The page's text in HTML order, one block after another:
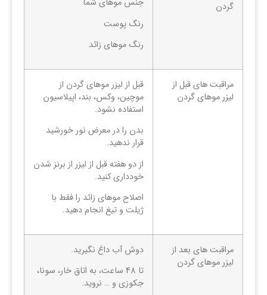
گردن
جنس موهای شما
رنگ پوست
رنگ موهای زائد
مراقبت های قبل از
لیزر موهای گردن
قبل از لیزر موهای گردن از
موچین، وکس، بند، اپیلاسیون
استفاده نشود.
بدن را در معرض نور خورشید
قرار ندهید.
از دو هفته قبل از لیزر از برنز شدن
خودداری کنید.
اصلاح موهای زائد را فقط با
ژیلت و تیغ انجام دهید.
مراقبت های بعد از
لیزر موهای گردن
دوش آب داغ نگیرید.
تا 48 ساعت، به اتاق خار، سونا،
جکوزی و … نروید.